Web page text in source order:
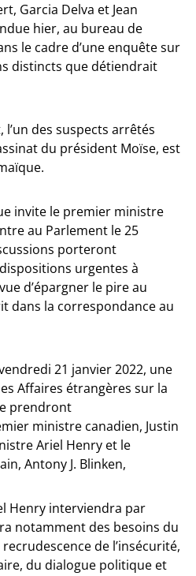
Garcia Delva et Jean
hier, au bureau de
le cadre d’une enquête sur
distincts que détiendrait
l’un des suspects arrêtés
du président Moïse, est
invite le premier ministre
au Parlement le 25
porteront
urgentes à
d’épargner le pire au
dans la correspondance au
21 janvier 2022, une
Affaires étrangères sur la
prendront
ministre canadien, Justin
Ariel Henry et le
Antony J. Blinken,
Henry interviendra par
notamment des besoins du
de l’insécurité,
du dialogue politique et